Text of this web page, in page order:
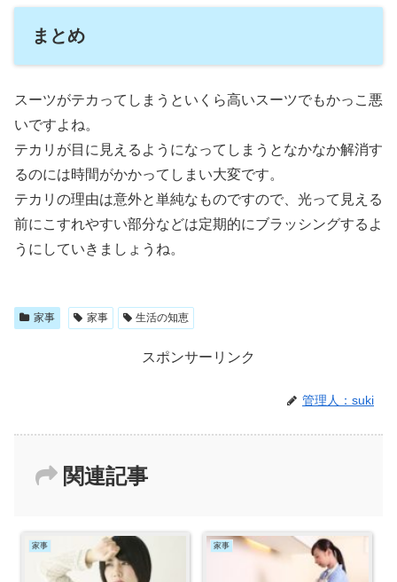
まとめ
スーツがテカってしまうといくら高いスーツでもかっこ悪
いですよね。
テカリが目に見えるようになってしまうとなかなか解消す
るのには時間がかかってしまい大変です。
テカリの理由は意外と単純なものですので、光って見える
前にこすれやすい部分などは定期的にブラッシングするよ
うにしていきましょうね。
家事 家事 生活の知恵
スポンサーリンク
管理人：suki
関連記事
家事 家事